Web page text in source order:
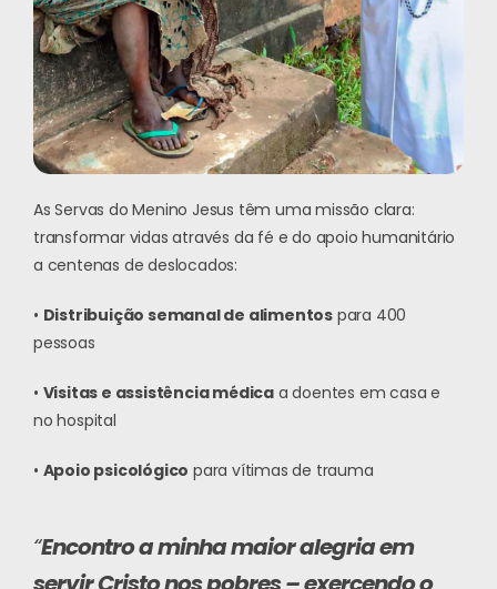
As Servas do Menino Jesus têm uma missão clara:
transformar vidas através da fé e do apoio humanitário
a centenas de deslocados:
• Distribuição semanal de alimentos para 400
pessoas
• Visitas e assistência médica a doentes em casa e
no hospital
• Apoio psicológico para vítimas de trauma
“Encontro a minha maior alegria em